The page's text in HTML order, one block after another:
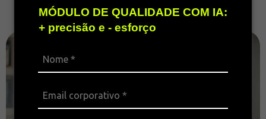
MÓDULO DE QUALIDADE COM IA:
+ precisão e - esforço